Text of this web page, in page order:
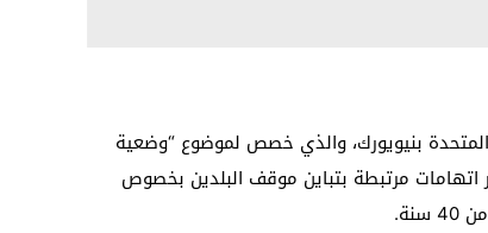
المتحدة بنيويورك، والذي خصص لموضوع “وضعية
اتهامات مرتبطة بتباين موقف البلدين بخصوص